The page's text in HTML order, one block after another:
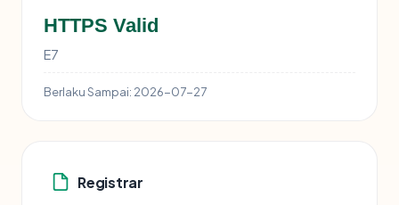
HTTPS Valid
E7
Berlaku Sampai: 2026-07-27
Registrar